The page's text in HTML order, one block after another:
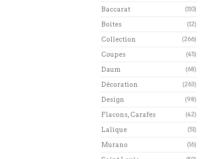
Baccarat (110)
Boites (12)
Collection (266)
Coupes (45)
Daum (68)
Décoration (263)
Design (98)
Flacons, Carafes (42)
Lalique (51)
Murano (16)